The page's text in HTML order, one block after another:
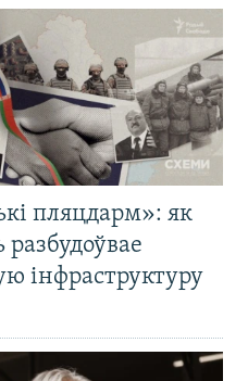
пляцдарм»: як
разбудоўвае
інфраструктуру